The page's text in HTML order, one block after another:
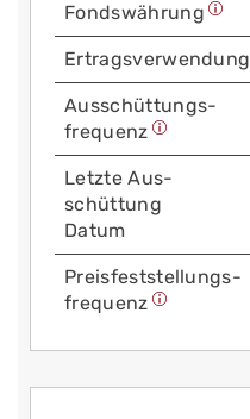
Fonds­währung
Ertrags­verwendung
Aus­schüttungs­
frequenz
Letzte Aus­
schüttung
Datum
Preis­fest­stellungs­
frequenz